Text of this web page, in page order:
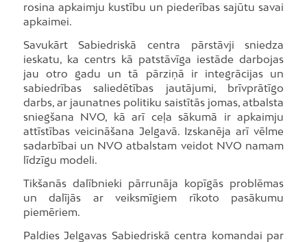
rosina apkaimju kustību un piederības sajūtu savai
apkaimei.
Savukārt Sabiedriskā centra pārstāvji sniedza
ieskatu, ka centrs kā patstāvīga iestāde darbojas
jau otro gadu un tā pārziņā ir integrācijas un
sabiedrības saliedētības jautājumi, brīvprātīgo
darbs, ar jaunatnes politiku saistītās jomas, atbalsta
sniegšana NVO, kā arī ceļa sākumā ir apkaimju
attīstības veicināšana Jelgavā. Izskanēja arī vēlme
sadarbībai un NVO atbalstam veidot NVO namam
līdzīgu modeli.
Tikšanās dalībnieki pārrunāja kopīgās problēmas
un dalījās ar veiksmīgiem rīkoto pasākumu
piemēriem.
Paldies Jelgavas Sabiedriskā centra komandai par